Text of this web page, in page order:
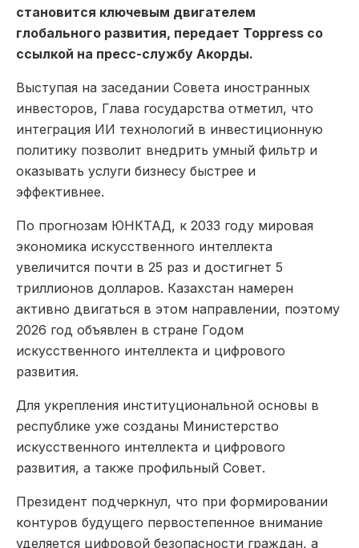
становится ключевым двигателем
глобального развития, передает Toppress со
ссылкой на пресс-службу Акорды.
Выступая на заседании Совета иностранных
инвесторов, Глава государства отметил, что
интеграция ИИ технологий в инвестиционную
политику позволит внедрить умный фильтр и
оказывать услуги бизнесу быстрее и
эффективнее.
По прогнозам ЮНКТАД, к 2033 году мировая
экономика искусственного интеллекта
увеличится почти в 25 раз и достигнет 5
триллионов долларов. Казахстан намерен
активно двигаться в этом направлении, поэтому
2026 год объявлен в стране Годом
искусственного интеллекта и цифрового
развития.
Для укрепления институциональной основы в
республике уже созданы Министерство
искусственного интеллекта и цифрового
развития, а также профильный Совет.
Президент подчеркнул, что при формировании
контуров будущего первостепенное внимание
уделяется цифровой безопасности граждан, а